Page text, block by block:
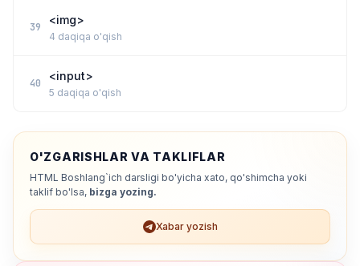
39
<img>
4 daqiqa o'qish
40
<input>
5 daqiqa o'qish
O'ZGARISHLAR VA TAKLIFLAR
HTML Boshlang`ich darsligi bo'yicha xato, qo'shimcha yoki
taklif bo'lsa, bizga yozing.
Xabar yozish